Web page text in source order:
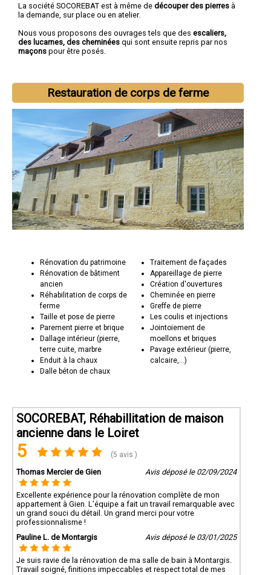
La société SOCOREBAT est à même de découper des pierres à
la demande, sur place ou en atelier.
Nous vous proposons des ouvrages tels que des escaliers,
des lucarnes, des cheminées qui sont ensuite repris par nos
maçons pour être posés.
Restauration de corps de ferme
Rénovation du patrimoine
Rénovation de bâtiment
ancien
Réhabilitation de corps de
ferme
Taille et pose de pierre
Parement pierre et brique
Dallage intérieur (pierre,
terre cuite, marbre
Enduit à la chaux
Dalle béton de chaux
Traitement de façades
Appareillage de pierre
Création d'ouvertures
Cheminée en pierre
Greffe de pierre
Les coulis et injections
Jointoiement de
moellons et briques
Pavage extérieur (pierre,
calcaire,...)
SOCOREBAT, Réhabillitation de maison
ancienne dans le Loiret
5 (5 avis )
Thomas Mercier de Gien Avis déposé le 02/09/2024
Excellente expérience pour la rénovation complète de mon
appartement à Gien. L’équipe a fait un travail remarquable avec
un grand souci du détail. Un grand merci pour votre
professionnalisme !
Pauline L. de Montargis
Avis déposé le 03/01/2025
Je suis ravie de la rénovation de ma salle de bain à Montargis.
Travail soigné, finitions impeccables et respect total de mes